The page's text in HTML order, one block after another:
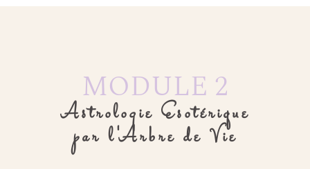
MODULE 2
Astrologie Esotérique
par l'Arbre de Vie